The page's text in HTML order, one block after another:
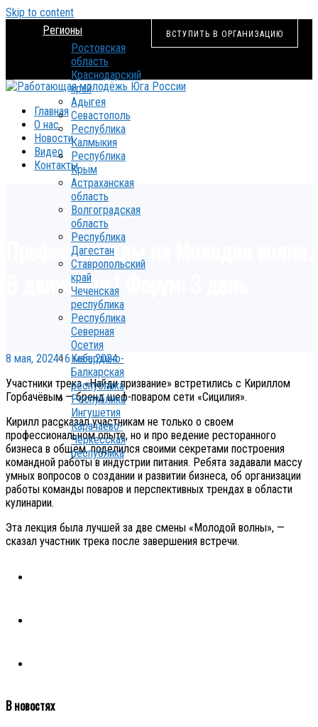
Skip to content
ВСТУПИТЬ В ОРГАНИЗАЦИЮ
Регионы
Ростовская
область
Краснодарский
край
Адыгея
Севастополь
Республика
Калмыкия
Республика
Крым
Астраханская
область
Волгоградская
область
Республика
Дагестан
Ставропольский
край
Чеченская
республика
Республика
Северная
Осетия
Кабардино-
Балкарская
республика
Республика
Ингушетия
Карачаево-
Черкесская
республика
Главная
О нас
Новости
Видео
Контакты
Профессионалы на Молодая волна.
В движении I Форум: 3 день
8 мая, 202416 мая, 2024
Участники трека «Найди призвание» встретились с Кириллом
Горбачёвым — бренд шеф-поваром сети «Сицилия».
Кирилл рассказал участникам не только о своем
профессиональном опыте, но и про ведение ресторанного
бизнеса в общем, поделился своими секретами построения
командной работы в индустрии питания. Ребята задавали массу
умных вопросов о создании и развитии бизнеса, об организации
работы команды поваров и перспективных трендах в области
кулинарии.
Эта лекция была лучшей за две смены «Молодой волны», —
сказал участник трека после завершения встречи.
В новостях